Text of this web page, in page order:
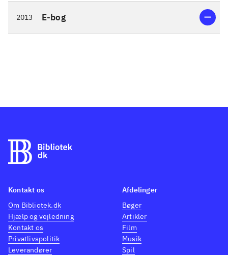
2013 E-bog
Kontakt os
Om Bibliotek.dk
Hjælp og vejledning
Kontakt os
Privatlivspolitik
Leverandører
Afdelinger
Bøger
Artikler
Film
Musik
Spil